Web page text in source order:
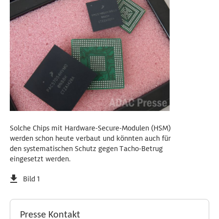
Solche Chips mit Hardware-Secure-Modulen (HSM)
werden schon heute verbaut und könnten auch für
den systematischen Schutz gegen Tacho-Betrug
eingesetzt werden.
Bild 1
Presse Kontakt